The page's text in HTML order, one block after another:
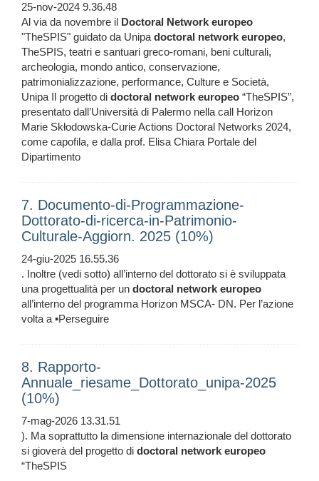
25-nov-2024 9.36.48
Al via da novembre il Doctoral Network europeo
"TheSPIS" guidato da Unipadoctoral network europeo,
TheSPIS, teatri e santuari greco-romani, beni culturali,
archeologia, mondo antico, conservazione,
patrimonializzazione, performance, Culture e Società,
Unipa Il progetto di doctoral network europeo “TheSPIS”,
presentato dall’Università di Palermo nella call Horizon
Marie Skłodowska-Curie Actions Doctoral Networks 2024,
come capofila, e dalla prof. Elisa Chiara Portale del
Dipartimento
7. Documento-di-Programmazione-
Dottorato-di-ricerca-in-Patrimonio-
Culturale-Aggiorn. 2025 (10%)
24-giu-2025 16.55.36
. Inoltre (vedi sotto) all’interno del dottorato si è sviluppata
una progettualità per un doctoral network europeo
all’interno del programma Horizon MSCA- DN. Per l’azione
volta a ▪Perseguire
8. Rapporto-
Annuale_riesame_Dottorato_unipa-2025
(10%)
7-mag-2026 13.31.51
). Ma soprattutto la dimensione internazionale del dottorato
si gioverà del progetto di doctoral network europeo
“TheSPIS